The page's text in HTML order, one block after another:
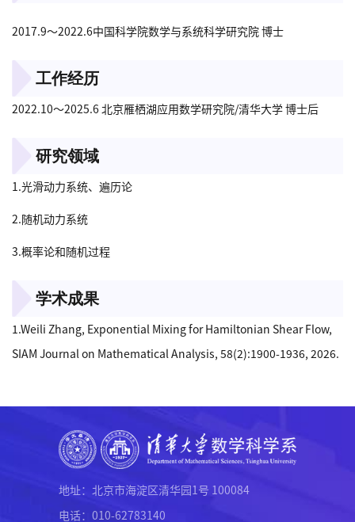
2017.9～2022.6中国科学院数学与系统科学研究院 博士
工作经历
2022.10～2025.6 北京雁栖湖应用数学研究院/清华大学 博士后
研究领域
1.光滑动力系统、遍历论
2.随机动力系统
3.概率论和随机过程
学术成果
1.Weili Zhang, Exponential Mixing for Hamiltonian Shear Flow,
SIAM Journal on Mathematical Analysis, 58(2):1900-1936, 2026.
地址：北京市海淀区清华园1号 100084
电话：010-62783140